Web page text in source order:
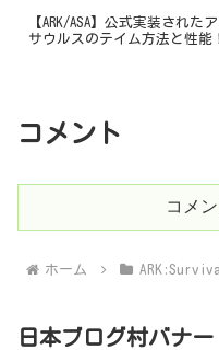
【ARK/ASA】公式実装された
サウルスのテイム方法と性能
コメント
コメ
ホーム
日本ブログ村バナー